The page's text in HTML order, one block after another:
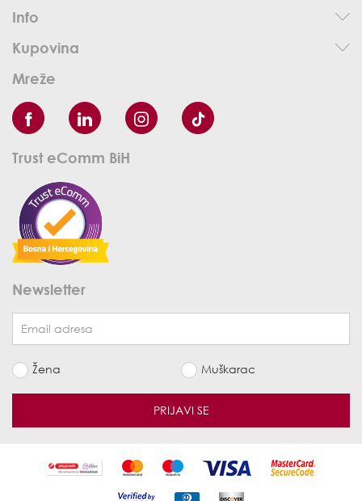
Info
Kupovina
Mreže
Trust eComm BiH
Newsletter
Žena Muškarac
PRIJAVI SE